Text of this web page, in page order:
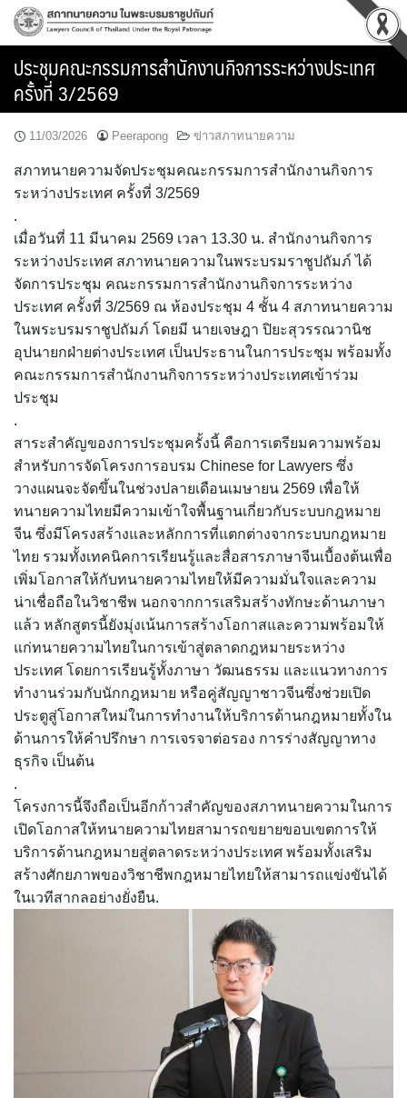
Skip
ประชุมคณะกรรมการสำนักงานกิจการระหว่างประเทศ
ครั้งที่ 3/2569
11/03/2026 Peerapong ข่าวสภาทนายความ
สภาทนายความจัดประชุมคณะกรรมการสำนักงานกิจการ
ระหว่างประเทศ ครั้งที่ 3/2569
.
เมื่อวันที่ 11 มีนาคม 2569 เวลา 13.30 น. สำนักงานกิจการ
ระหว่างประเทศ สภาทนายความในพระบรมราชูปถัมภ์ ได้
จัดการประชุม คณะกรรมการสำนักงานกิจการระหว่าง
ประเทศ ครั้งที่ 3/2569 ณ ห้องประชุม 4 ชั้น 4 สภาทนายความ
ในพระบรมราชูปถัมภ์ โดยมี นายเจษฎา ปิยะสุวรรณวานิช
อุปนายกฝ่ายต่างประเทศ เป็นประธานในการประชุม พร้อมทั้ง
คณะกรรมการสำนักงานกิจการระหว่างประเทศเข้าร่วม
ประชุม
.
สาระสำคัญของการประชุมครั้งนี้ คือการเตรียมความพร้อม
สำหรับการจัดโครงการอบรม Chinese for Lawyers ซึ่ง
วางแผนจะจัดขึ้นในช่วงปลายเดือนเมษายน 2569 เพื่อให้
ทนายความไทยมีความเข้าใจพื้นฐานเกี่ยวกับระบบกฎหมาย
จีน ซึ่งมีโครงสร้างและหลักการที่แตกต่างจากระบบกฎหมาย
ไทย รวมทั้งเทคนิคการเรียนรู้และสื่อสารภาษาจีนเบื้องต้นเพื่อ
เพิ่มโอกาสให้กับทนายความไทยให้มีความมั่นใจและความ
น่าเชื่อถือในวิชาชีพ นอกจากการเสริมสร้างทักษะด้านภาษา
แล้ว หลักสูตรนี้ยังมุ่งเน้นการสร้างโอกาสและความพร้อมให้
แก่ทนายความไทยในการเข้าสู่ตลาดกฎหมายระหว่าง
ประเทศ โดยการเรียนรู้ทั้งภาษา วัฒนธรรม และแนวทางการ
ทำงานร่วมกับนักกฎหมาย หรือคู่สัญญาชาวจีนซึ่งช่วยเปิด
ประตูสู่โอกาสใหม่ในการทำงานให้บริการด้านกฎหมายทั้งใน
ด้านการให้คำปรึกษา การเจรจาต่อรอง การร่างสัญญาทาง
ธุรกิจ เป็นต้น
.
โครงการนี้จึงถือเป็นอีกก้าวสำคัญของสภาทนายความในการ
เปิดโอกาสให้ทนายความไทยสามารถขยายขอบเขตการให้
บริการด้านกฎหมายสู่ตลาดระหว่างประเทศ พร้อมทั้งเสริม
สร้างศักยภาพของวิชาชีพกฎหมายไทยให้สามารถแข่งขันได้
ในเวทีสากลอย่างยั่งยืน.